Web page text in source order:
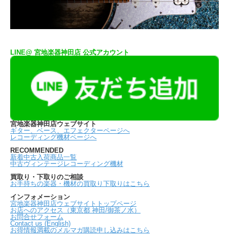
LINE@ 宮地楽器神田店 公式アカウント
宮地楽器神田店ウェブサイト
ギター、ベース、エフェクターページへ
レコーディング機材ページへ
RECOMMENDED
新着中古入荷商品一覧
中古ヴィンテージレコーディング機材
買取り・下取りのご相談
お手持ちの楽器・機材の買取り下取りはこちら
インフォメーション
宮地楽器神田店ウェブサイトトップページ
お店へのアクセス（東京都 神田/御茶ノ水）
お問合せフォーム
Contact us (English)
お得情報満載のメルマガ購読申し込みはこちら